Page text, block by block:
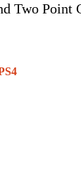
Two Point